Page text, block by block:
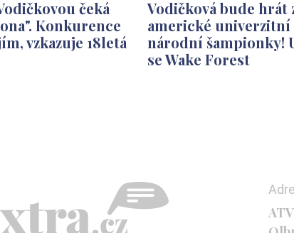
čeká
Konkurence
vzkazuje 18letá
Vodičková bude hrát
americké univerzitní
národní šampionky!
se Wake Forest